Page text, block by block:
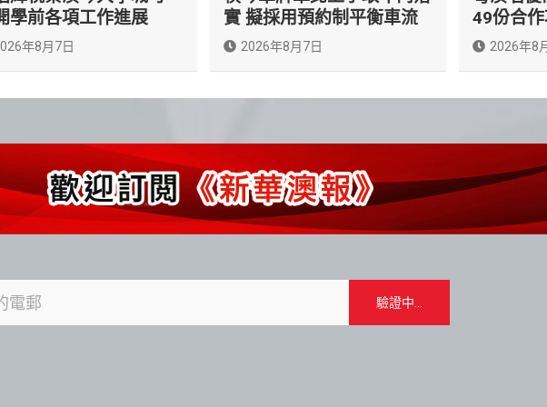
學前各項工作進展
年8月7日
實 擬採用預約制平衡車流
2026年8月7日
49份合作
2026年8